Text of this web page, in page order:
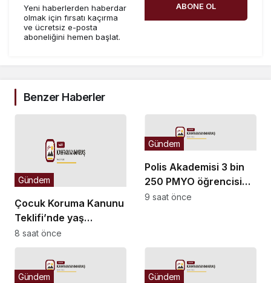
Yeni haberlerden haberdar
olmak için fırsatı kaçırma
ve ücretsiz e-posta
aboneliğini hemen başlat.
ABONE OL
Benzer Haberler
Çocuk Koruma Kanunu
Teklifi’nde yaş
düzenlemesi:
Tekerrürde yaş sınırını
18’den 15’e düşüren
madde tekliften
Gündem
8 saat önce
Polis Akademisi 3 bin
250 PMYO öğrencisi
alacak
Gündem
9 saat önce
Gündem Gündem